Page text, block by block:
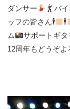
ダンサー
バ
ッフの皆さん🕴
🕴
ム
サポートギタ
12周年もどうぞ